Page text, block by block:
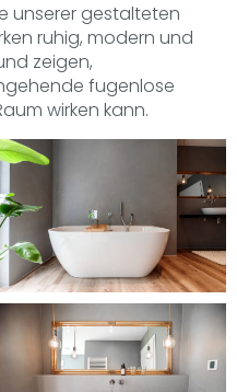
unserer gestalteten
ruhig, modern und
zeigen,
fugenlose
wirken kann.